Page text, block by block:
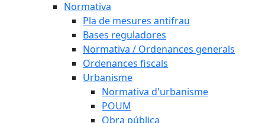
Normativa
Pla de mesures antifrau
Bases reguladores
Normativa / Ordenances generals
Ordenances fiscals
Urbanisme
Normativa d'urbanisme
POUM
Obra pública